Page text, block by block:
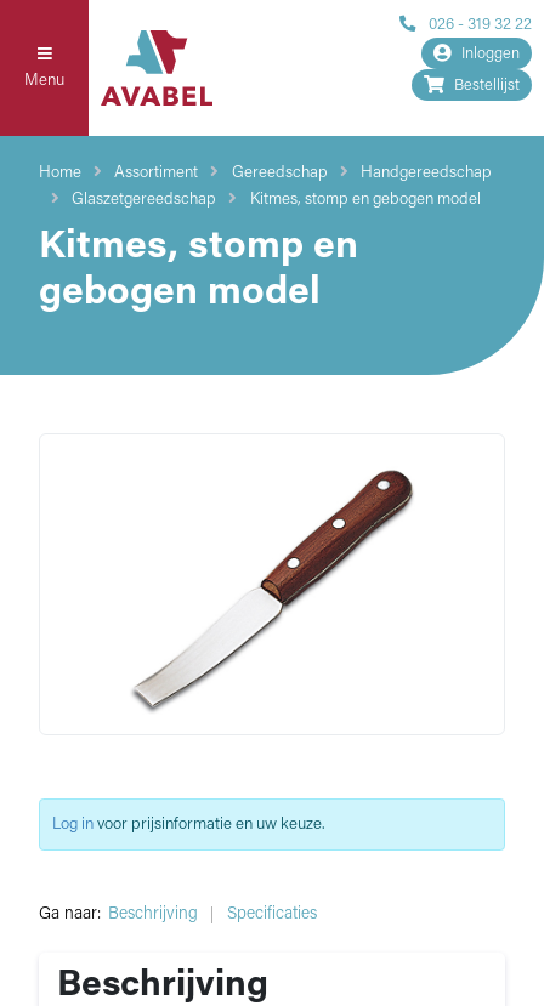
Menu
026 - 319 32 22
Inloggen
Bestellijst
Home Assortiment Gereedschap
Handgereedschap
Glaszetgereedschap
Kitmes, stomp en gebogen model
Kitmes, stomp en
gebogen model
Ga naar: Beschrijving Specificaties
Beschrijving
Log in voor prijsinformatie en uw keuze.